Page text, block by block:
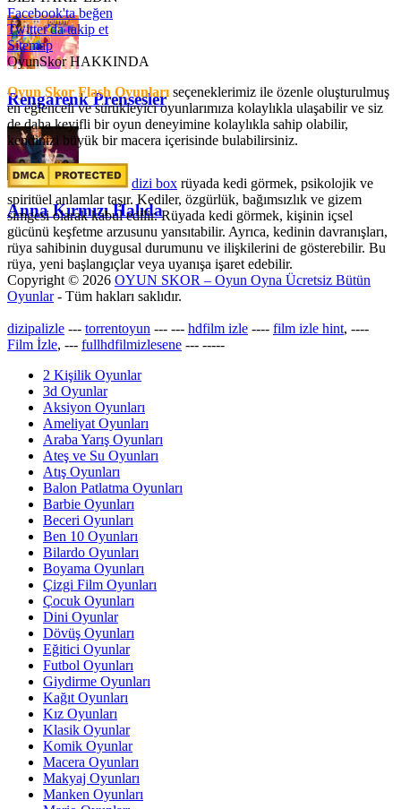
Rengarenk Prensesler
Anna Kırmızı Halıda
Facebook'ta beğen
Twitter'da takip et
Sitemap
OyunSkor HAKKINDA
Oyun Skor Flash Oyunları seçeneklerimiz ile özenle oluşturulmuş
en eğlenceli ve sürükleyici oyunlarımıza kolaylıkla ulaşabilir ve siz
de daha keyifli bir oyun deneyimine kolaylıkla sahip olabilir,
kendinizi büyük bir macera içerisinde bulabilirsiniz.
dizi box rüyada kedi görmek​, psikolojik ve
spiritüel anlamlar taşır. Kediler, özgürlük, bağımsızlık ve gizem
simgesi olarak kabul edilir. Rüyada kedi görmek, kişinin içsel
gücünü keşfetme arzusunu yansıtabilir. Ayrıca, kedinin davranışları,
rüya sahibinin duygusal durumunu ve ilişkilerini de gösterebilir. Bu
rüya, yeni başlangıçlar veya uyanışa işaret edebilir.
Copyright © 2026 OYUN SKOR – Oyun Oyna Ücretsiz Bütün
Oyunlar- Tüm hakları saklıdır.
dizipalizle --- torrentoyun --- --- hdfilm izle ---- film izle hint, ----
Film İzle, --- fullhdfilmizlesene --- -----
2 Kişilik Oyunlar
3d Oyunlar
Aksiyon Oyunları
Ameliyat Oyunları
Araba Yarış Oyunları
Ateş ve Su Oyunları
Atış Oyunları
Balon Patlatma Oyunları
Barbie Oyunları
Beceri Oyunları
Ben 10 Oyunları
Bilardo Oyunları
Boyama Oyunları
Çizgi Film Oyunları
Çocuk Oyunları
Dini Oyunlar
Dövüş Oyunları
Eğitici Oyunlar
Futbol Oyunları
Giydirme Oyunları
Kağıt Oyunları
Kız Oyunları
Klasik Oyunlar
Komik Oyunlar
Macera Oyunları
Makyaj Oyunları
Manken Oyunları